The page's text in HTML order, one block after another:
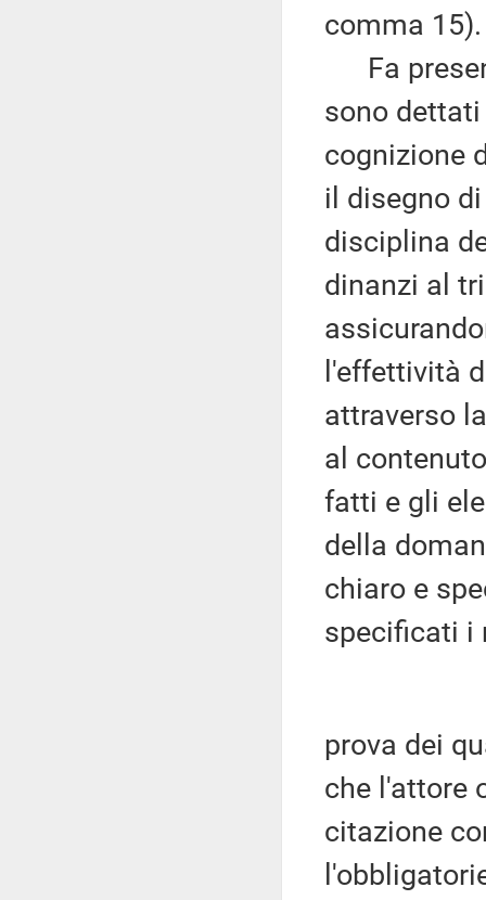
comma 15).
Fa
sono
cognizione
il disegno
disciplina
dinanzi al
l'effettività
attraverso
al
fatti e gli
della
chiaro e
specificati i
prova dei
che l'attore
citazione